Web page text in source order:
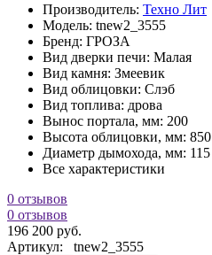
Производитель: Техно Лит
Модель: tnew2_3555
Бренд: ГРОЗА
Вид дверки печи: Малая
Вид камня: Змеевик
Вид облицовки: Слэб
Вид топлива: дрова
Вынос портала, мм: 200
Высота облицовки, мм: 850
Диаметр дымохода, мм: 115
Все характеристики
0 отзывов
0 отзывов
196 200 руб.
Артикул: tnew2_3555